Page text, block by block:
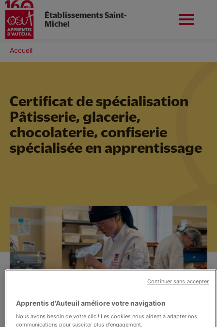
Établissements Saint-
Michel
L'établissement
Nos formations
Nos projets
Informations
Fil
d'Ariane
Accueil
Certificat de spécialisation
Pâtisserie, glacerie,
chocolaterie, confiserie
spécialisée en apprentissage
Apprentis d'Auteuil améliore votre navigation
Nous avons besoin de votre clic ! Les cookies nous aident à adapter nos
communications pour susciter plus d'engagement.
Continuer sans accepter